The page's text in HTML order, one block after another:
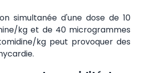
simultanée d'une dose de 10
kg et de 40 microgrammes
kg peut provoquer des